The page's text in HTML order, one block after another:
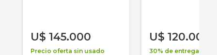
U$ 145.000
Precio oferta sin usado
U$ 120.000
30% de entrega +